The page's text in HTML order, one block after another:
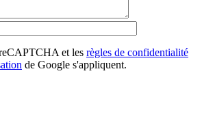
et les règles de confidentialité
de Google s'appliquent.